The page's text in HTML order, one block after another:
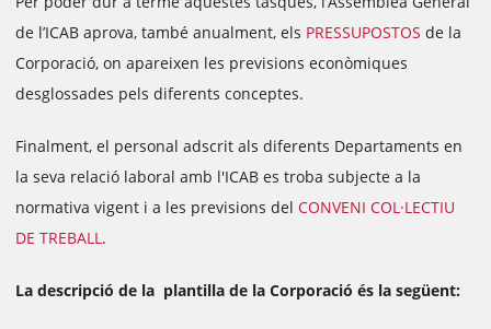
de l’ICAB aprova, també anualment, els PRESSUPOSTOS de la
Corporació, on apareixen les previsions econòmiques
desglossades pels diferents conceptes.
Finalment, el personal adscrit als diferents Departaments en
la seva relació laboral amb l'ICAB es troba subjecte a la
normativa vigent i a les previsions del CONVENI COL·LECTIU
DE TREBALL.
La descripció de la plantilla de la Corporació és la següent: